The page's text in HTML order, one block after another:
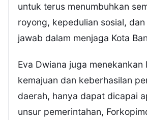
untuk terus menumbuhkan
royong, kepedulian sosial,
jawab dalam menjaga Kota
Eva Dwiana juga menekankan
kemajuan dan keberhasilan
daerah, hanya dapat dicapai
unsur pemerintahan,